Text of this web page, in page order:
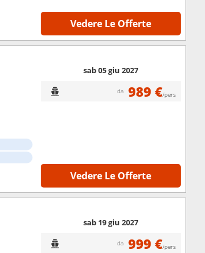
Vedere Le Offerte
sab 05 giu 2027
da 989 €/pers
Vedere Le Offerte
sab 19 giu 2027
da 999 €/pers